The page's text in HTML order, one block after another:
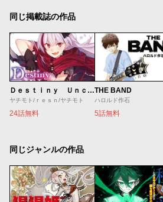
同じ掲載誌の作品
Ｄｅｓｔｉｎｙ Ｕｎｃｈａｉｎ Ｏｎｌｉｎｅ 吸血鬼少女となって、やがて『赤の魔王』と呼ばれるようになりました
ヤチモト/ｒｅｓｎ/ヤチモト
24話無料
THE BAND
ハロルド作石
5話無料
同じジャンルの作品